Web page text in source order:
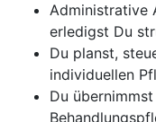
Administrative
erledigst Du
Du planst,
individuellen
Du